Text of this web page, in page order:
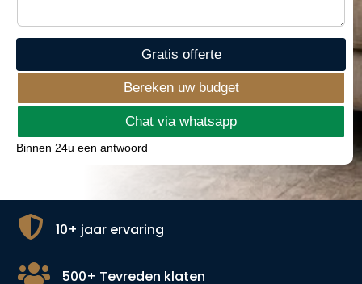
Gratis offerte
Bereken uw budget
Chat via whatsapp
Binnen 24u een antwoord
 10+ jaar ervaring
 500+ Tevreden klaten